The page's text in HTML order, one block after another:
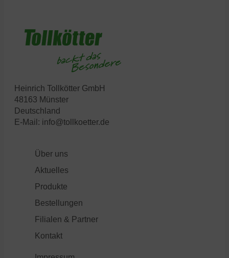
Heinrich Tollkötter GmbH
48163 Münster
Deutschland
E-Mail: info@tollkoetter.de
Über uns
Aktuelles
Produkte
Bestellungen
Filialen & Partner
Kontakt